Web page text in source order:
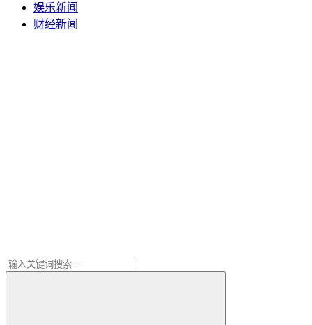
娱乐新闻
财经新闻